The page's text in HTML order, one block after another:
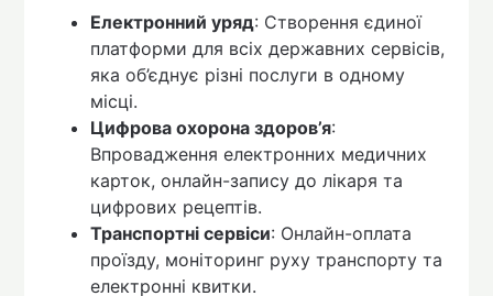
Електронний уряд: Створення єдиної
платформи для всіх державних сервісів,
яка об’єднує різні послуги в одному
місці.
Цифрова охорона здоров’я:
Впровадження електронних медичних
карток, онлайн-запису до лікаря та
цифрових рецептів.
Транспортні сервіси: Онлайн-оплата
проїзду, моніторинг руху транспорту та
електронні квитки.